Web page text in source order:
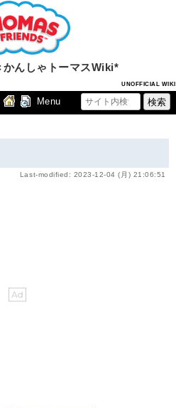
かんしゃトーマスWiki*
UNOFFICIAL WIKI
Menu
Last-modified: 2023-12-04 (月) 21:06:51